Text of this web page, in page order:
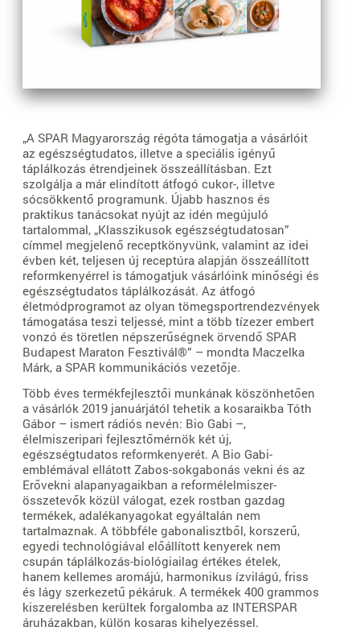
„A SPAR Magyarország régóta támogatja a vásárlóit
az egészségtudatos, illetve a speciális igényű
táplálkozás étrendjeinek összeállításban. Ezt
szolgálja a már elindított átfogó cukor-, illetve
sócsökkentő programunk. Újabb hasznos és
praktikus tanácsokat nyújt az idén megújuló
tartalommal, „Klasszikusok egészségtudatosan”
címmel megjelenő receptkönyvünk, valamint az idei
évben két, teljesen új receptúra alapján összeállított
reformkenyérrel is támogatjuk vásárlóink minőségi és
egészségtudatos táplálkozását. Az átfogó
életmódprogramot az olyan tömegsportrendezvények
támogatása teszi teljessé, mint a több tízezer embert
vonzó és töretlen népszerűségnek örvendő SPAR
Budapest Maraton Fesztivál®” – mondta Maczelka
Márk, a SPAR kommunikációs vezetője.
Több éves termékfejlesztői munkának köszönhetően
a vásárlók 2019 januárjától tehetik a kosaraikba Tóth
Gábor – ismert rádiós nevén: Bio Gabi –,
élelmiszeripari fejlesztőmérnök két új,
egészségtudatos reformkenyerét. A Bio Gabi-
emblémával ellátott Zabos-sokgabonás vekni és az
Erővekni alapanyagaikban a reformélelmiszer-
összetevők közül válogat, ezek rostban gazdag
termékek, adalékanyagokat egyáltalán nem
tartalmaznak. A többféle gabonalisztből, korszerű,
egyedi technológiával előállított kenyerek nem
csupán táplálkozás-biológiailag értékes ételek,
hanem kellemes aromájú, harmonikus ízvilágú, friss
és lágy szerkezetű pékáruk. A termékek 400 grammos
kiszerelésben kerültek forgalomba az INTERSPAR
áruházakban, külön kosaras kihelyezéssel.